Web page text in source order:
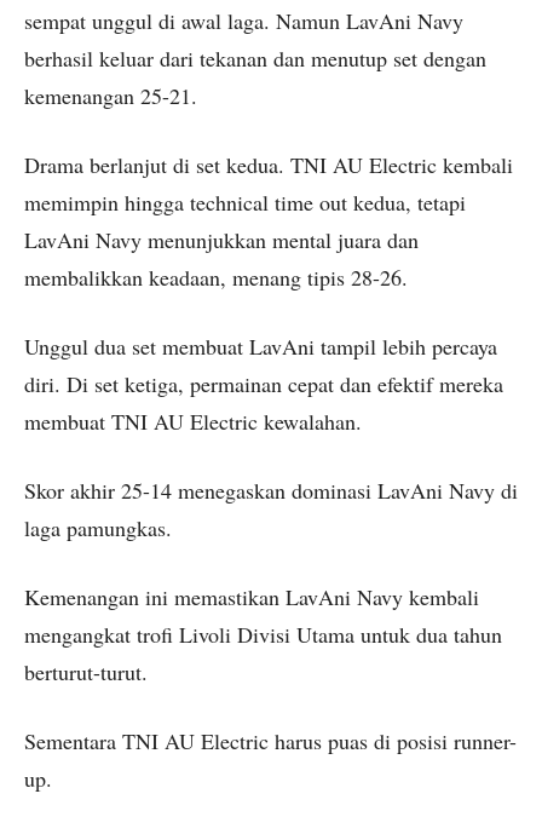
sempat unggul di awal laga. Namun LavAni Navy
berhasil keluar dari tekanan dan menutup set dengan
kemenangan 25-21.
Drama berlanjut di set kedua. TNI AU Electric kembali
memimpin hingga technical time out kedua, tetapi
LavAni Navy menunjukkan mental juara dan
membalikkan keadaan, menang tipis 28-26.
Unggul dua set membuat LavAni tampil lebih percaya
diri. Di set ketiga, permainan cepat dan efektif mereka
membuat TNI AU Electric kewalahan.
Skor akhir 25-14 menegaskan dominasi LavAni Navy di
laga pamungkas.
Kemenangan ini memastikan LavAni Navy kembali
mengangkat trofi Livoli Divisi Utama untuk dua tahun
berturut-turut.
Sementara TNI AU Electric harus puas di posisi runner-
up.